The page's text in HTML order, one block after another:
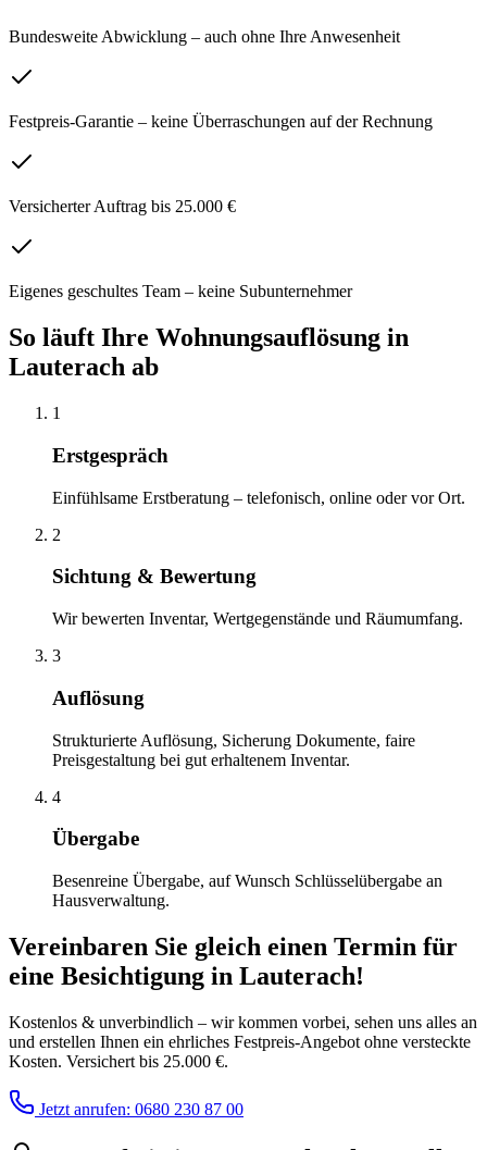
Bundesweite Abwicklung – auch ohne Ihre Anwesenheit
Festpreis-Garantie – keine Überraschungen auf der Rechnung
Versicherter Auftrag bis 25.000 €
Eigenes geschultes Team – keine Subunternehmer
So läuft Ihre Wohnungsauflösung in
Lauterach ab
1
Erstgespräch
Einfühlsame Erstberatung – telefonisch, online oder vor Ort.
2
Sichtung & Bewertung
Wir bewerten Inventar, Wertgegenstände und Räumumfang.
3
Auflösung
Strukturierte Auflösung, Sicherung Dokumente, faire
Preisgestaltung bei gut erhaltenem Inventar.
4
Übergabe
Besenreine Übergabe, auf Wunsch Schlüsselübergabe an
Hausverwaltung.
Vereinbaren Sie gleich einen Termin für
eine Besichtigung in Lauterach!
Kostenlos & unverbindlich – wir kommen vorbei, sehen uns alles an
und erstellen Ihnen ein ehrliches Festpreis-Angebot ohne versteckte
Kosten. Versichert bis 25.000 €.
Jetzt anrufen: 0680 230 87 00